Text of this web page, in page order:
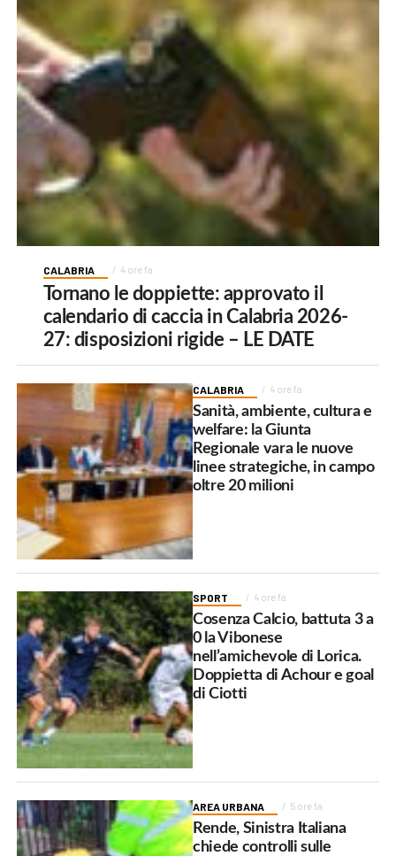
CALABRIA 4 ore fa
Tornano le doppiette: approvato il
calendario di caccia in Calabria 2026-
27: disposizioni rigide – LE DATE
CALABRIA 4 ore fa
Sanità, ambiente, cultura e
welfare: la Giunta
Regionale vara le nuove
linee strategiche, in campo
oltre 20 milioni
SPORT 4 ore fa
Cosenza Calcio, battuta 3 a
0 la Vibonese
nell’amichevole di Lorica.
Doppietta di Achour e goal
di Ciotti
AREA URBANA 5 ore fa
Rende, Sinistra Italiana
chiede controlli sulle